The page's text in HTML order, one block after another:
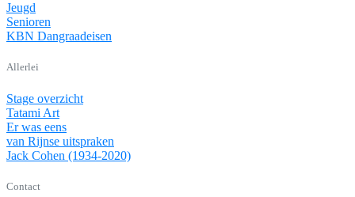
Jeugd
Senioren
KBN Dangraadeisen
Allerlei
Stage overzicht
Tatami Art
Er was eens
van Rijnse uitspraken
Jack Cohen (1934-2020)
Contact